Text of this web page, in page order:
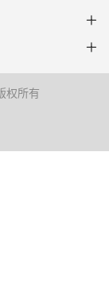
权所有